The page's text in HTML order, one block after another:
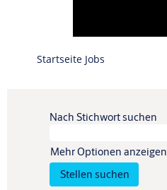
Startseite Jobs
Nach Stichwort suchen
Mehr Optionen anzeigen